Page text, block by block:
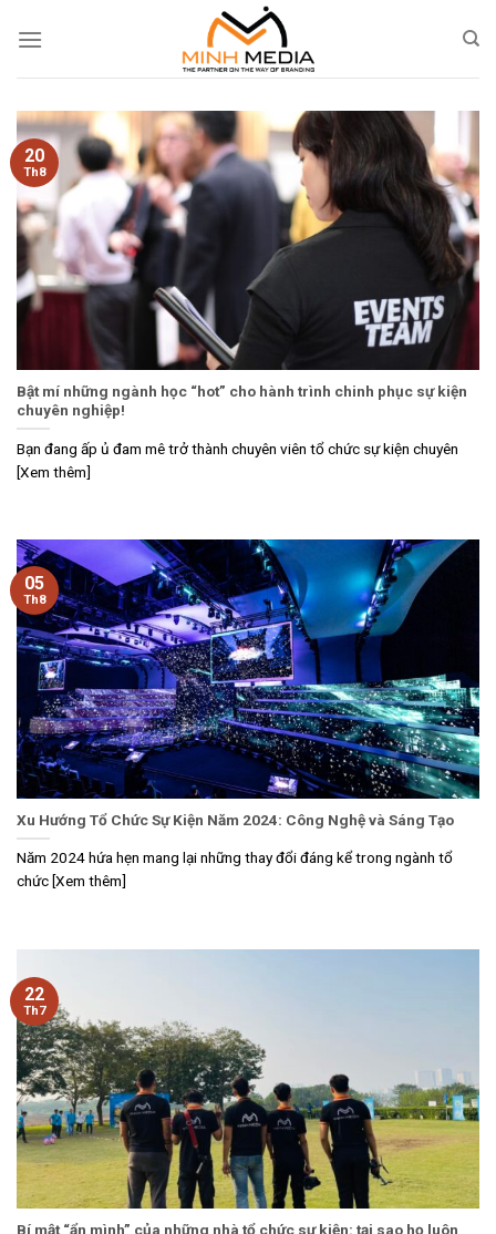
Bật mí những ngành học “hot” cho hành trình chinh phục sự kiện
chuyên nghiệp!
Bạn đang ấp ủ đam mê trở thành chuyên viên tổ chức sự kiện chuyên
[Xem thêm]
20
Th8
Xu Hướng Tổ Chức Sự Kiện Năm 2024: Công Nghệ và Sáng Tạo
Năm 2024 hứa hẹn mang lại những thay đổi đáng kể trong ngành tổ
chức [Xem thêm]
05
Th8
Bí mật “ẩn mình” của những nhà tổ chức sự kiện: tại sao họ luôn
22
Th7